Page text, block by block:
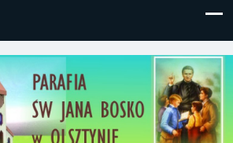
Jana Bosko w
Olsztynie
1